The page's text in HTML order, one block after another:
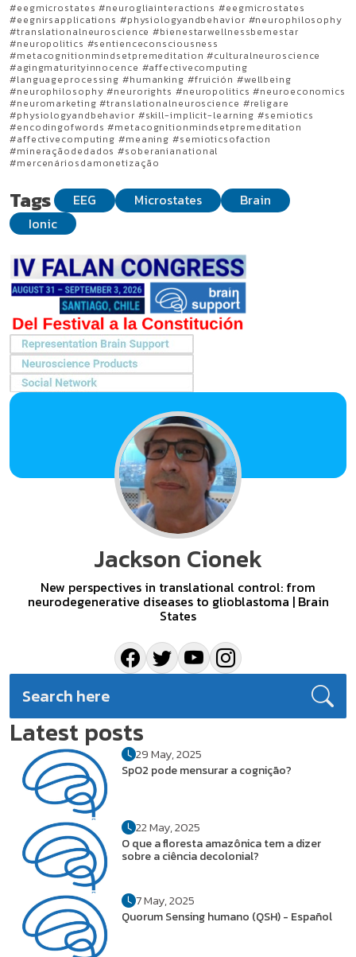
#eegmicrostates #neurogliainteractions #eegmicrostates
#eegnirsapplications #physiologyandbehavior #neurophilosophy
#translationalneuroscience #bienestarwellnessbemestar
#neuropolitics #sentienceconsciousness
#metacognitionmindsetpremeditation #culturalneuroscience
#agingmaturityinnocence #affectivecomputing
#languageprocessing #humanking #fruición #wellbeing
#neurophilosophy #neurorights #neuropolitics #neuroeconomics
#neuromarketing #translationalneuroscience #religare
#physiologyandbehavior #skill-implicit-learning #semiotics
#encodingofwords #metacognitionmindsetpremeditation
#affectivecomputing #meaning #semioticsofaction
#mineraçãodedados #soberanianational
#mercenáriosdamonetização
Tags EEG Microstates
Brain
Ionic
Jackson Cionek
New perspectives in translational control: from
neurodegenerative diseases to glioblastoma | Brain
States
Latest posts
29 May, 2025
SpO2 pode mensurar a cognição?
22 May, 2025
O que a floresta amazônica tem a dizer
sobre a ciência decolonial?
7 May, 2025
Quorum Sensing humano (QSH) - Español